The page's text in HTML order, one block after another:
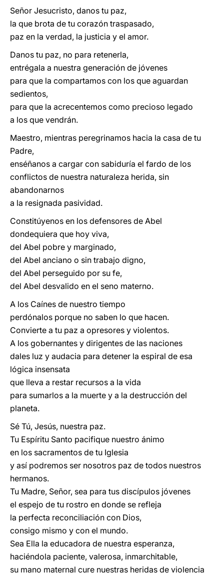
Señor Jesucristo, danos tu paz,
la que brota de tu corazón traspasado,
paz en la verdad, la justicia y el amor.
Danos tu paz, no para retenerla,
entrégala a nuestra generación de jóvenes
para que la compartamos con los que aguardan
sedientos,
para que la acrecentemos como precioso legado
a los que vendrán.
Maestro, mientras peregrinamos hacia la casa de tu
Padre,
enséñanos a cargar con sabiduría el fardo de los
conflictos de nuestra naturaleza herida, sin
abandonarnos
a la resignada pasividad.
Constitúyenos en los defensores de Abel
dondequiera que hoy viva,
del Abel pobre y marginado,
del Abel anciano o sin trabajo digno,
del Abel perseguido por su fe,
del Abel desvalido en el seno materno.
A los Caínes de nuestro tiempo
perdónalos porque no saben lo que hacen.
Convierte a tu paz a opresores y violentos.
A los gobernantes y dirigentes de las naciones
dales luz y audacia para detener la espiral de esa
lógica insensata
que lleva a restar recursos a la vida
para sumarlos a la muerte y a la destrucción del
planeta.
Sé Tú, Jesús, nuestra paz.
Tu Espíritu Santo pacifique nuestro ánimo
en los sacramentos de tu Iglesia
y así podremos ser nosotros paz de todos nuestros
hermanos.
Tu Madre, Señor, sea para tus discípulos jóvenes
el espejo de tu rostro en donde se refleja
la perfecta reconciliación con Dios,
consigo mismo y con el mundo.
Sea Ella la educadora de nuestra esperanza,
haciéndola paciente, valerosa, inmarchitable,
su mano maternal cure nuestras heridas de violencia